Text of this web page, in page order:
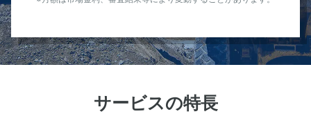
サービスの特長